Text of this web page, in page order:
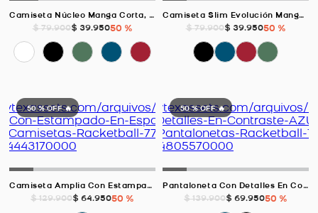
Camiseta Núcleo Manga Corta, Color Rojo Para Hombre
$ 79.900$ 39.95050 %
Camiseta Slim Evolución Manga Corta, Color Rojo Para Hombre
$ 79.900$ 39.95050 %
50 % OFF 🔥
Camiseta Amplia Con Estampado En Espalda, Color Azul Oscuro Para Hombre
$ 129.900$ 64.95050 %
50 % OFF 🔥
Pantaloneta Con Detalles En Contraste, Color Azul Oscuro Para Hombre
$ 139.900$ 69.95050 %